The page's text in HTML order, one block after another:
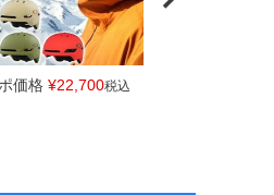
価格 ¥22,700税込